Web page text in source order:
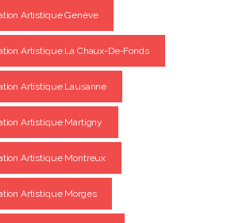
Artistique Genève
Artistique La Chaux-De-Fonds
Artistique Lausanne
Artistique Martigny
Artistique Montreux
Artistique Morges